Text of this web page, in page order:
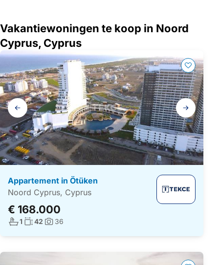
Vakantiewoningen te koop in Noord
Cyprus, Cyprus
Galerij
navigatie
Appartement in Ötüken
Noord Cyprus, Cyprus
€ 168.000
Aantal badkamers:
1 Woonoppervlakte:
42 Foto's:
36